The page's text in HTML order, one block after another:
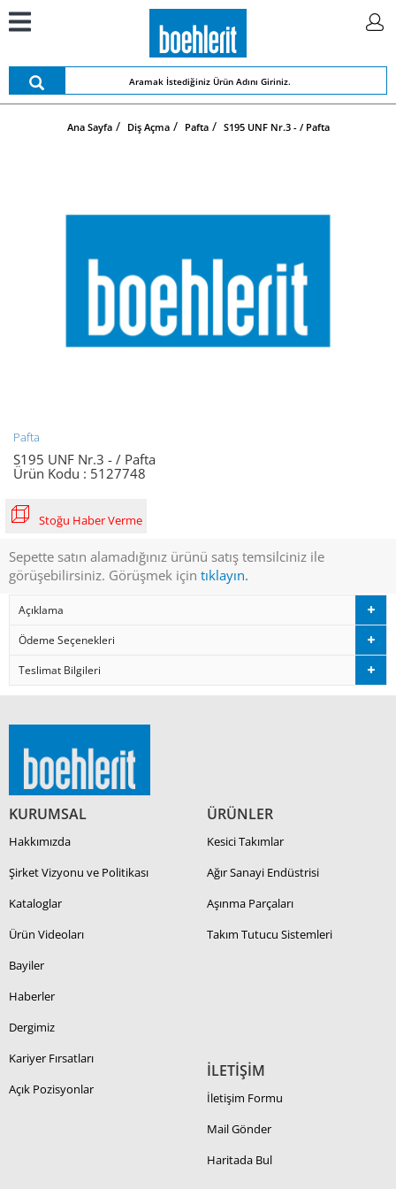
Ana Sayfa Diş Açma Pafta S195 UNF Nr.3 - / Pafta
Pafta
S195 UNF Nr.3 - / Pafta
Ürün Kodu : 5127748
Stoğu Haber Verme
Sepette satın alamadığınız ürünü satış temsilciniz ile
görüşebilirsiniz. Görüşmek için tıklayın.
Açıklama
Ödeme Seçenekleri
Teslimat Bilgileri
KURUMSAL
Hakkımızda
Şirket Vizyonu ve Politikası
Kataloglar
Ürün Videoları
Bayiler
Haberler
Dergimiz
Kariyer Fırsatları
Açık Pozisyonlar
ÜRÜNLER
Kesici Takımlar
Ağır Sanayi Endüstrisi
Aşınma Parçaları
Takım Tutucu Sistemleri
İLETİŞİM
İletişim Formu
Mail Gönder
Haritada Bul